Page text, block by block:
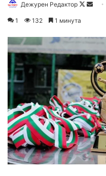
Дежурен Редактор
F
o
w
o
n
X
a
n
e
m
a
i
l
1 132 1 минута